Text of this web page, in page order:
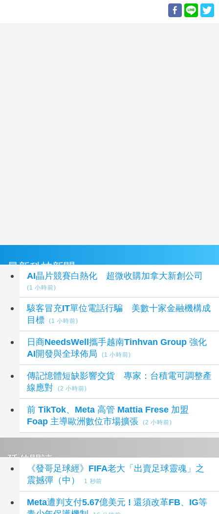
最新科技新聞
AI晶片競賽白熱化 超微收購加拿大新創公司
(1 小時前)
駭客冒充IT單位電話行騙 美數十家金融機構成
目標
(1 小時前)
日商NeedsWell攜手越南Tinhvan Group 強化
AI開發與全球佈局
(1 小時前)
傳記憶體短缺影響交貨 專家：台積電可調整產
線應對
(2 小時前)
前 TikTok、Meta 高管 Mattia Frese 加盟
Foap 主導歐洲數位市場擴張
(2 小時前)
延伸閱讀
《發哥足球經》FIFA老大「出賣足球靈魂」之
震撼彈（中）
1 秒前
Meta遭判支付5.67億美元 ! 還須改革FB、IG等